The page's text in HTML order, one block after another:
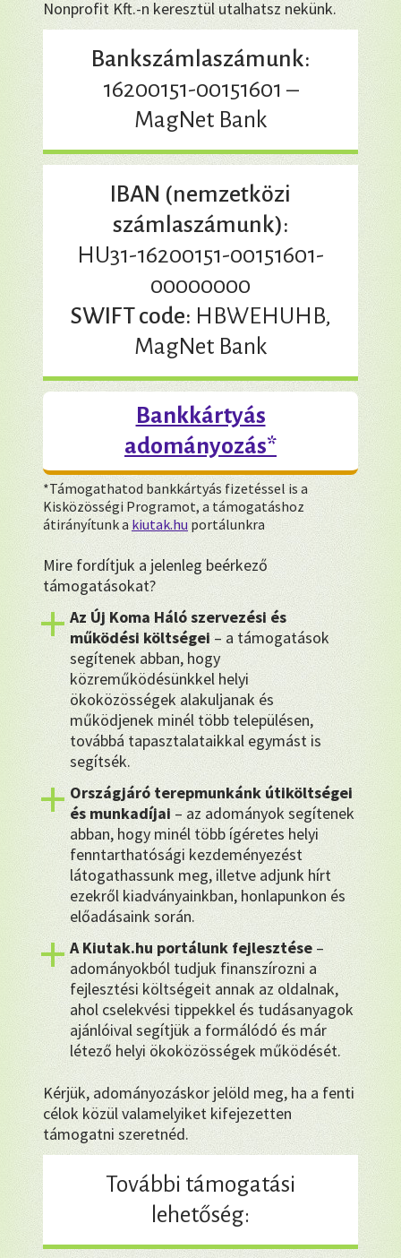
Nonprofit Kft.-n keresztül utalhatsz nekünk.
Bankszámlaszámunk:
16200151-00151601 –
MagNet Bank
IBAN (nemzetközi
számlaszámunk):
HU31-16200151-00151601-
00000000
SWIFT code: HBWEHUHB,
MagNet Bank
Bankkártyás
adományozás*
*Támogathatod bankkártyás fizetéssel is a
Kisközösségi Programot, a támogatáshoz
átirányítunk akiutak.huportálunkra
Mire fordítjuk a jelenleg beérkező
támogatásokat?
Az Új Koma Háló szervezési és
működési költségei– a támogatások
segítenek abban, hogy
közreműködésünkkel helyi
ökoközösségek alakuljanak és
működjenek minél több településen,
továbbá tapasztalataikkal egymást is
segítsék.
Országjáró terepmunkánk útiköltségei
és munkadíjai– az adományok segítenek
abban, hogy minél több ígéretes helyi
fenntarthatósági kezdeményezést
látogathassunk meg, illetve adjunk hírt
ezekről kiadványainkban, honlapunkon és
előadásaink során.
A Kiutak.hu portálunk fejlesztése–
adományokból tudjuk finanszírozni a
fejlesztési költségeit annak az oldalnak,
ahol cselekvési tippekkel és tudásanyagok
ajánlóival segítjük a formálódó és már
létező helyi ökoközösségek működését.
Kérjük, adományozáskor jelöld meg, ha a fenti
célok közül valamelyiket kifejezetten
támogatni szeretnéd.
További támogatási
lehetőség: